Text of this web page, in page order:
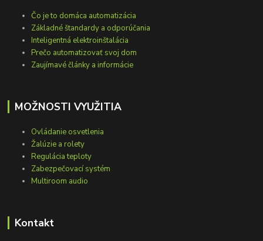
Čo je to domáca automatizácia
Základné štandardy a odporúčania
Inteligentná elektroinštalácia
Prečo automatizovať svoj dom
Zaujímavé články a informácie
MOŽNOSTI VYUŽITIA
Ovládanie osvetlenia
Žalúzie a rolety
Regulácia teploty
Zabezpečovací systém
Multiroom audio
Kontakt